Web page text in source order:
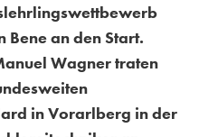
an den Start.
Wagner traten
in Vorarlberg in der